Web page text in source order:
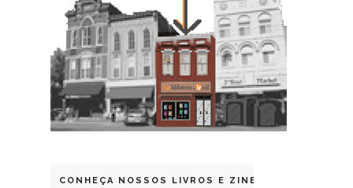
CONHEÇA NOSSOS LIVROS E ZINES